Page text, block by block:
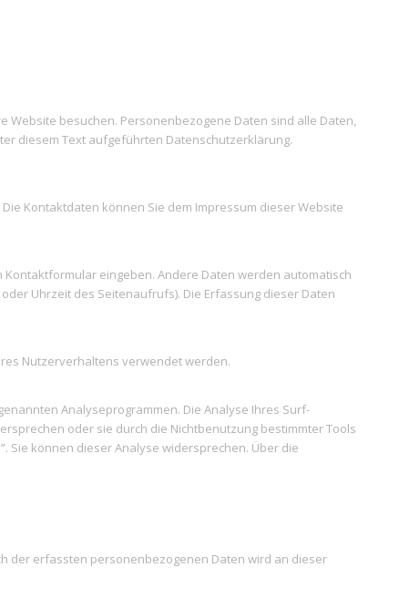
besuchen. Personenbezogene Daten sind alle Daten,
diesem Text aufgeführten Datenschutzerklärung.
Kontaktdaten können Sie dem Impressum dieser Website
eingeben. Andere Daten werden automatisch
Uhrzeit des Seitenaufrufs). Die Erfassung dieser Daten
Nutzerverhaltens verwendet werden.
Analyseprogrammen. Die Analyse Ihres Surf-
oder sie durch die Nichtbenutzung bestimmter Tools
Sie können dieser Analyse widersprechen. Über die
der erfassten personenbezogenen Daten wird an dieser